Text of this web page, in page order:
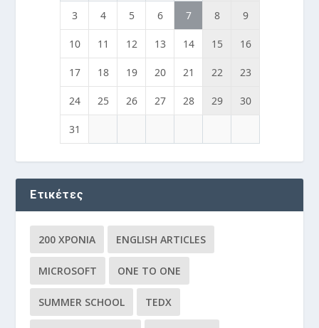
3 4 5 6 7 8 9
10 11 12 13 14 15 16
17 18 19 20 21 22 23
24 25 26 27 28 29 30
31
Ετικέτες
200 ΧΡΌΝΙΑ ENGLISH ARTICLES
MICROSOFT ONE TO ONE
SUMMER SCHOOL TEDX